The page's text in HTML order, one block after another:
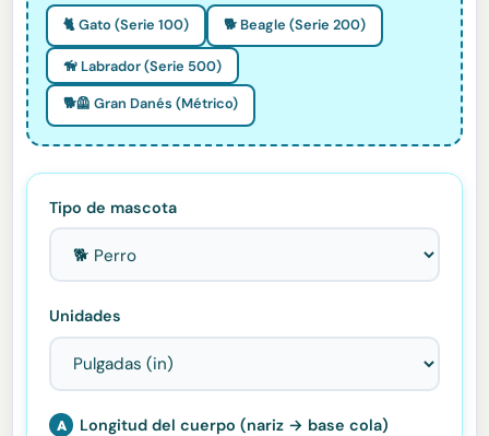
🐈 Gato (Serie 100) 🐕 Beagle (Serie 200)
🦮 Labrador (Serie 500)
🐕🦺 Gran Danés (Métrico)
Tipo de mascota
Unidades
A Longitud del cuerpo (nariz → base cola)